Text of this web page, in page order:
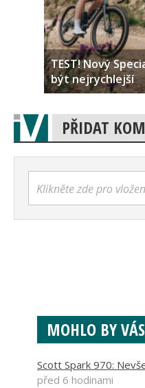
TEST! Nový
být nejrychlejší
PŘIDAT
Klikněte zde pro
MOHLO BY
Scott Spark 970:
před 6 hodinami